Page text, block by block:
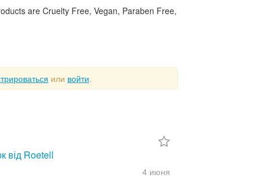
are Cruelty Free, Vegan, Paraben Free,
или войти.
від Roetell
4 июня